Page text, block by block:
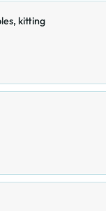
kitting